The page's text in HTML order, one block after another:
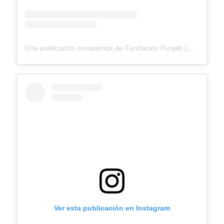
Una publicación compartida de Fundación Punjab (@fundacionpunjab)
Ver esta publicación en Instagram